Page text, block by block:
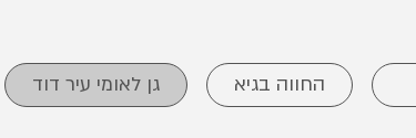
החווה בגיא גן לאומי עיר דוד